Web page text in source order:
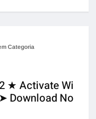
Categoria
★ Activate Wi
Download No